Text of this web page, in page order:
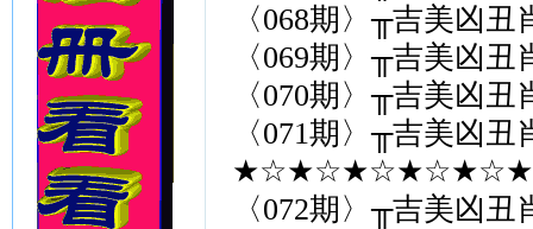
〈068期〉╥吉美凶
〈069期〉╥吉美凶
〈070期〉╥吉美凶
〈071期〉╥吉美凶
〈072期〉╥吉美凶